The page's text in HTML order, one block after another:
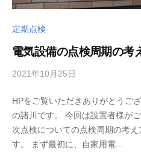
定期点検
電気設備の点検周期の考
2021年10月25日
m
o
r
件
の
コ
メ
HPをご覧いただきありがとうご
の諸川です。 今回は設置者様が
次点検についての点検周期の考
す。 まず最初に、自家用電...